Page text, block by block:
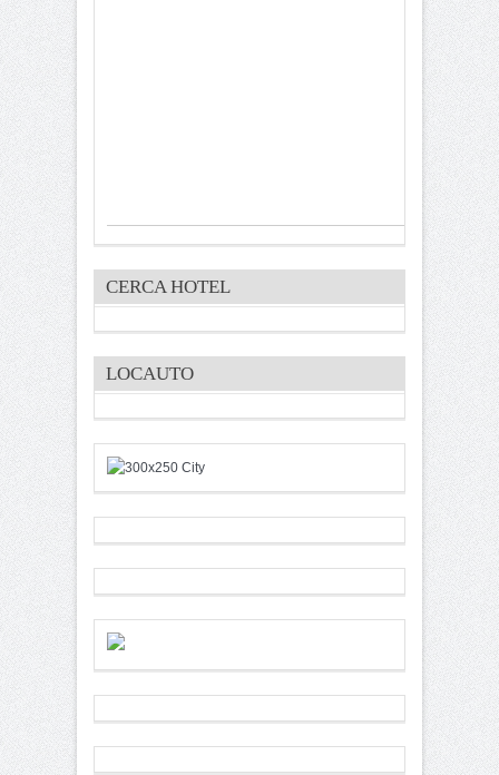
CERCA HOTEL
LOCAUTO